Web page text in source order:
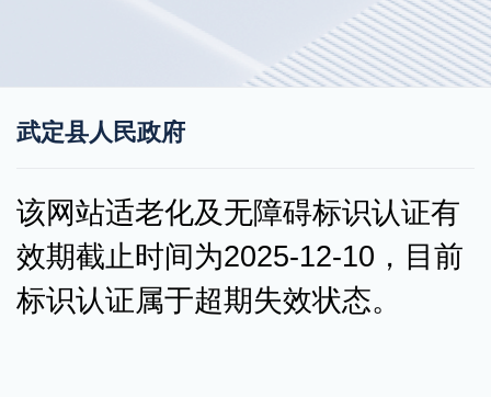
武定县人民政府
该网站适老化及无障碍标识认证有
效期截止时间为2025-12-10，目前
标识认证属于超期失效状态。